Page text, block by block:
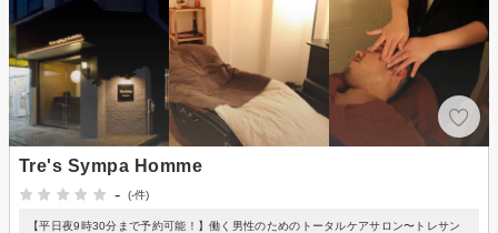
Tre's Sympa Homme
-
(-件)
【平日夜9時30分まで予約可能！】働く男性のためのトータルケアサロン〜トレサン